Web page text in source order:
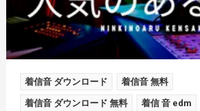
着信音 ダウンロード 着信音 無料
着信音 ダウンロード 無料 着信 音 edm